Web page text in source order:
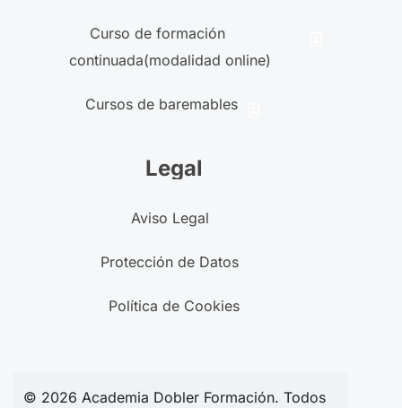
Curso de formación
continuada(modalidad online)
Cursos de baremables
Legal
Aviso Legal
Protección de Datos
Política de Cookies
© 2026 Academia Dobler Formación. Todos